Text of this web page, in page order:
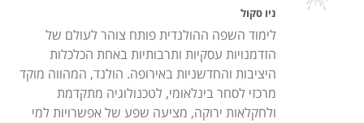
ניו סקול
לימוד השפה ההולנדית פותח צוהר לעולם של
הזדמנויות עסקיות ותרבותיות באחת הכלכלות
היציבות והחדשניות באירופה. הולנד, המהווה מוקד
מרכזי לסחר בינלאומי, לטכנולוגיה מתקדמת
ולחקלאות ירוקה, מציעה שפע של אפשרויות למי